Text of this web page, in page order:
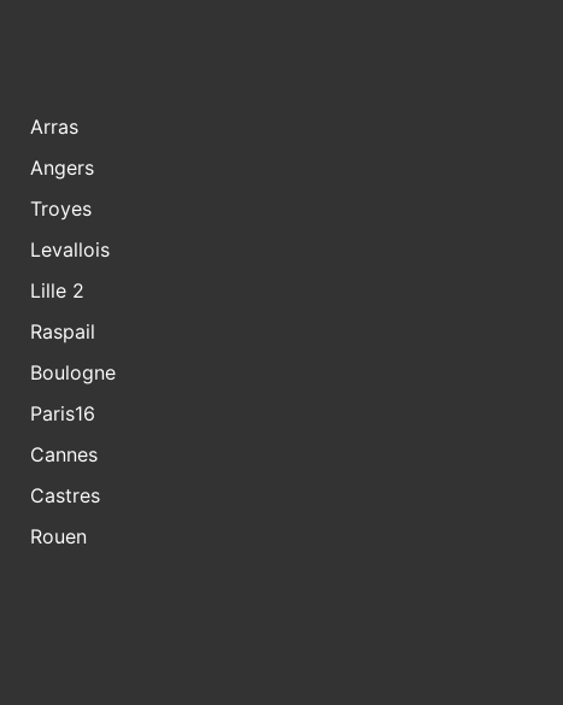
Arras
Angers
Troyes
Levallois
Lille 2
Raspail
Boulogne
Paris16
Cannes
Castres
Rouen